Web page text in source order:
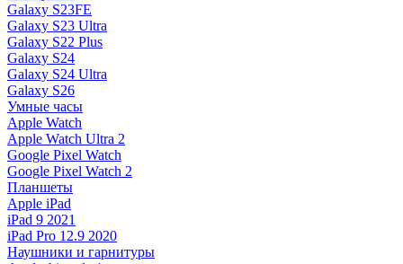
Galaxy S23FE
Galaxy S23 Ultra
Galaxy S22 Plus
Galaxy S24
Galaxy S24 Ultra
Galaxy S26
Умные часы
Apple Watch
Apple Watch Ultra 2
Google Pixel Watch
Google Pixel Watch 2
Планшеты
Apple iPad
iPad 9 2021
iPad Pro 12.9 2020
Наушники и гарнитуры